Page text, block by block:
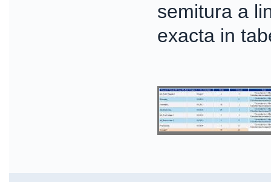
semitura a
exacta in